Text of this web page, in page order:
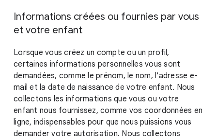
Informations créées ou fournies par vous
et votre enfant
Lorsque vous créez un compte ou un profil,
certaines informations personnelles vous sont
demandées, comme le prénom, le nom, l'adresse e-
mail et la date de naissance de votre enfant. Nous
collectons les informations que vous ou votre
enfant nous fournissez, comme vos coordonnées en
ligne, indispensables pour que nous puissions vous
demander votre autorisation. Nous collectons